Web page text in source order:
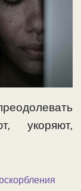
укоряют,